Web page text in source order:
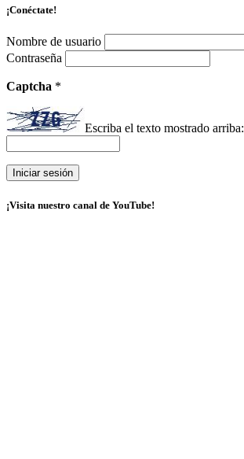
¡Conéctate!
Nombre de usuario
Contraseña
Captcha *
Escriba el texto mostrado arriba:
¡Visita nuestro canal de YouTube!